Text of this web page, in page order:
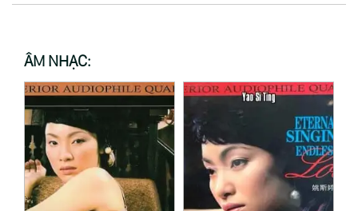
ÂM NHẠC: